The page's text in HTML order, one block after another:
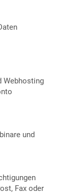
Webhosting
und
Fax oder